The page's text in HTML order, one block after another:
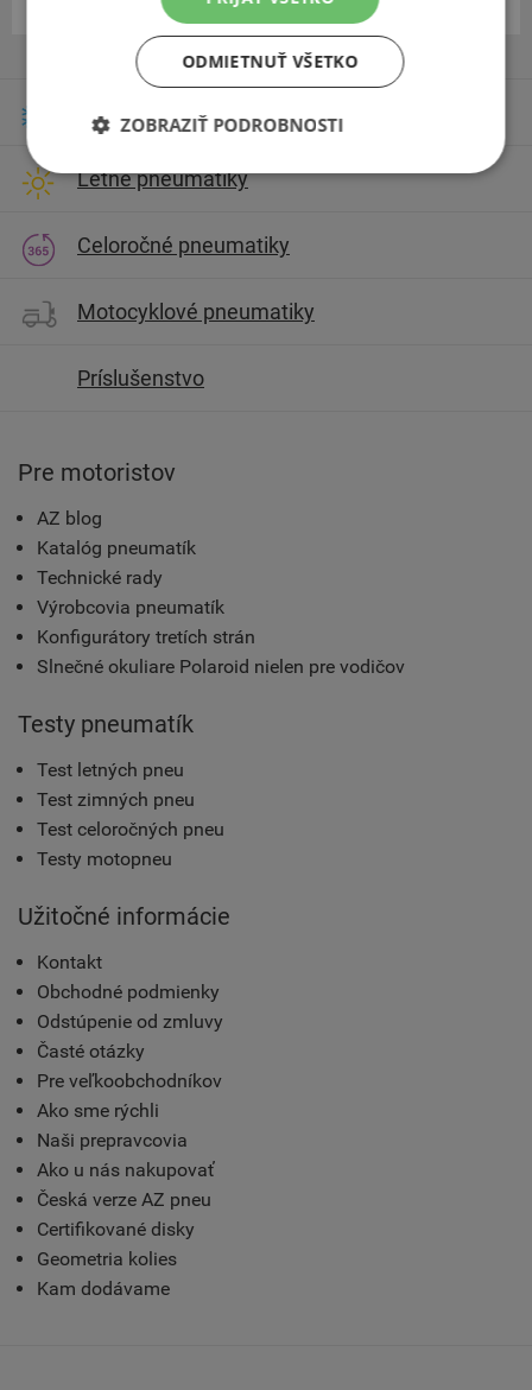
Zimné pneumatiky
Letné pneumatiky
Celoročné pneumatiky
Motocyklové pneumatiky
Príslušenstvo
Pre motoristov
AZ blog
Katalóg pneumatík
Technické rady
Výrobcovia pneumatík
Konfigurátory tretích strán
Slnečné okuliare Polaroid nielen pre vodičov
Testy pneumatík
Test letných pneu
Test zimných pneu
Test celoročných pneu
Testy motopneu
Užitočné informácie
Kontakt
Obchodné podmienky
Odstúpenie od zmluvy
Časté otázky
Pre veľkoobchodníkov
Ako sme rýchli
Naši prepravcovia
Ako u nás nakupovať
Česká verze AZ pneu
Certifikované disky
Geometria kolies
Kam dodávame
ODMIETNUŤ VŠETKO
ZOBRAZIŤ PODROBNOSTI